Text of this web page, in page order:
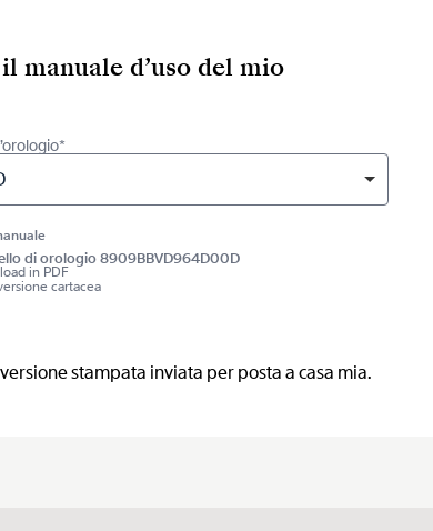
manuale d’uso del mio
di orologio 8909BBVD964D00D
in PDF
cartacea
stampata inviata per posta a casa mia.